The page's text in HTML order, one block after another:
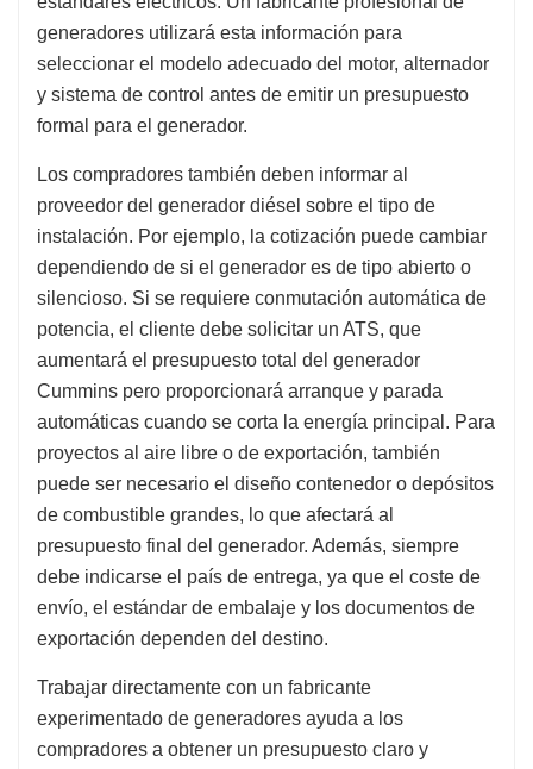
generadores utilizará esta información para
seleccionar el modelo adecuado del motor, alternador
y sistema de control antes de emitir un presupuesto
formal para el generador.
Los compradores también deben informar al
proveedor del generador diésel sobre el tipo de
instalación. Por ejemplo, la cotización puede cambiar
dependiendo de si el generador es de tipo abierto o
silencioso. Si se requiere conmutación automática de
potencia, el cliente debe solicitar un ATS, que
aumentará el presupuesto total del generador
Cummins pero proporcionará arranque y parada
automáticas cuando se corta la energía principal. Para
proyectos al aire libre o de exportación, también
puede ser necesario el diseño contenedor o depósitos
de combustible grandes, lo que afectará al
presupuesto final del generador. Además, siempre
debe indicarse el país de entrega, ya que el coste de
envío, el estándar de embalaje y los documentos de
exportación dependen del destino.
Trabajar directamente con un fabricante
experimentado de generadores ayuda a los
compradores a obtener un presupuesto claro y